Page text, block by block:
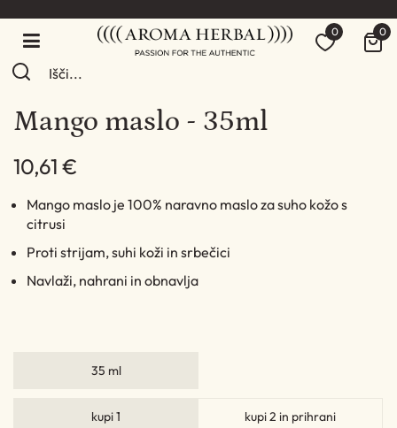
0 0
Mango maslo - 35ml
10,61 €
Mango maslo je 100% naravno maslo za suho kožo s
citrusi
Proti strijam, suhi koži in srbečici
Navlaži, nahrani in obnavlja
35 ml
kupi 1 kupi 2 in prihrani